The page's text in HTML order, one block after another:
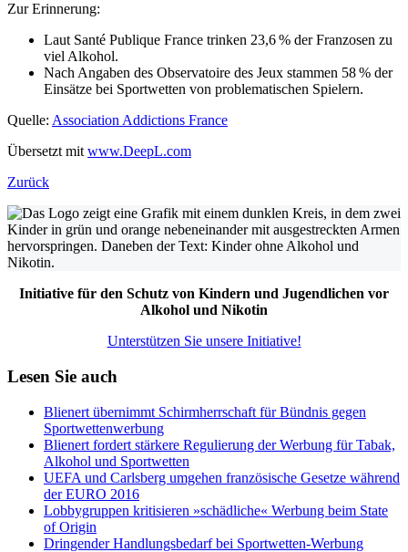
Zur Erinnerung:
Laut Santé Publique France trinken 23,6 % der Franzosen zu
viel Alkohol.
Nach Angaben des Observatoire des Jeux stammen 58 % der
Einsätze bei Sportwetten von problematischen Spielern.
Quelle: Association Addictions France
Übersetzt mit www.DeepL.com
Zurück
Initiative für den Schutz von Kindern und Jugendlichen vor
Alkohol und Nikotin
Unterstützen Sie unsere Initiative!
Lesen Sie auch
Blienert übernimmt Schirmherrschaft für Bündnis gegen
Sportwettenwerbung
Blienert fordert stärkere Regulierung der Werbung für Tabak,
Alkohol und Sportwetten
UEFA und Carlsberg umgehen französische Gesetze während
der EURO 2016
Lobbygruppen kritisieren »schädliche« Werbung beim State
of Origin
Dringender Handlungsbedarf bei Sportwetten-Werbung